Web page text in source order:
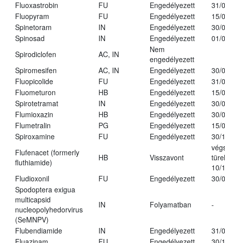
Fluoxastrobin
FU Engedélyezett
31/
Fluopyram
FU Engedélyezett
15/
Spinetoram
IN Engedélyezett
30/
Spinosad
IN Engedélyezett
01/
Spirodiclofen
AC, IN
Nem
engedélyezett
Spiromesifen
AC, IN Engedélyezett
30/
Fluopicolide
FU Engedélyezett
31/
Fluometuron
HB Engedélyezett
15/
Spirotetramat
IN Engedélyezett
30/
Flumioxazin
HB Engedélyezett
30/
Flumetralin
PG Engedélyezett
15/
Spiroxamine
FU Engedélyezett
30/
Flufenacet (formerly
fluthiamide)
HB Visszavont
10/
Fludioxonil
FU Engedélyezett
30/
Spodoptera exigua
multicapsid
nucleopolyhedorvirus
(SeMNPV)
IN Folyamatban -
Flubendiamide IN Engedélyezett
31/